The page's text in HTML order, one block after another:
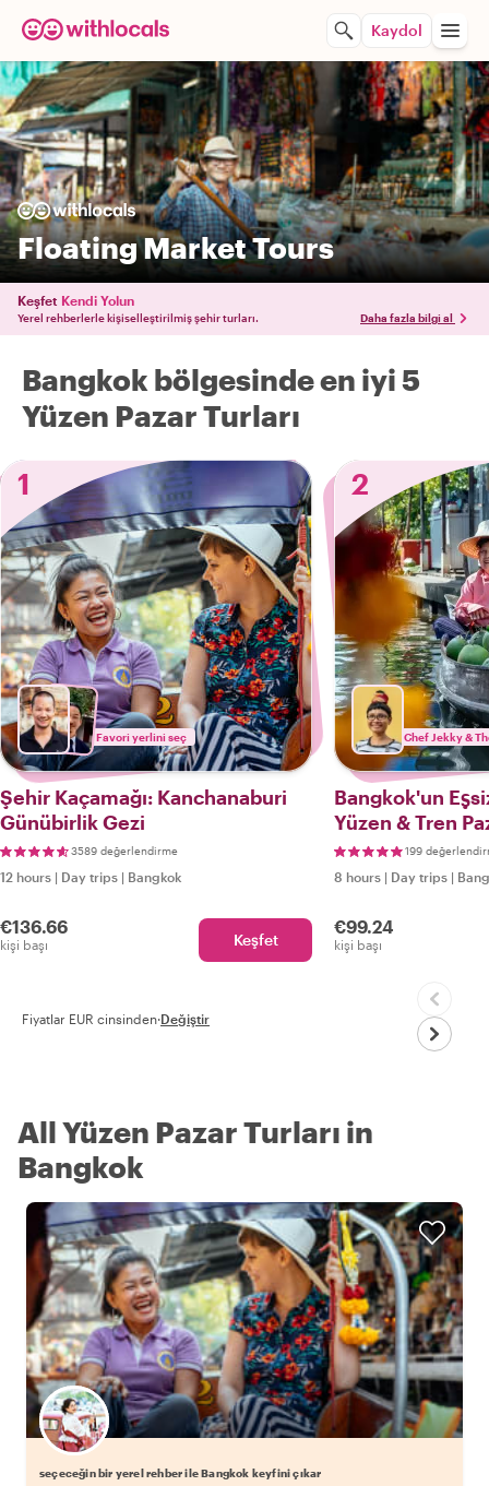
Kaydol
Floating Market Tours
Keşfet Kendi Yolun
Yerel rehberlerle kişiselleştirilmiş şehir turları. Daha fazla bilgi al
Bangkok bölgesinde en iyi 5
Yüzen Pazar Turları
1
Favori yerlini seç
Şehir Kaçamağı: Kanchanaburi
Günübirlik Gezi
3589 değerlendirme
12 hours | Day trips | Bangkok
€136.66
kişi başı Keşfet
2
Chef Jekky &
Bangkok'un
Yüzen & Tren
199
8 hours | Day trips |
€99.24
kişi başı
Fiyatlar EUR cinsinden·Değiştir
All Yüzen Pazar Turları in
Bangkok
Favori yerel rehberini seç
seçeceğin bir yerel rehber ile Bangkok keyfini çıkar